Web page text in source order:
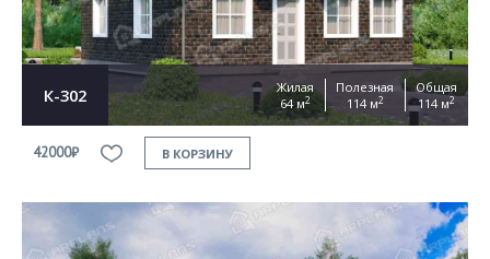
К-302
Жилая
64 м2
Полезная
114 м2
Общая
114 м2
42000₽ В КОРЗИНУ